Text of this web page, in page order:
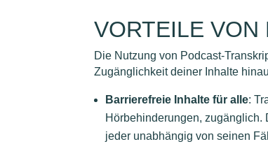
VORTEILE VON
Die Nutzung von Podcast-
Zugänglichkeit deiner Inhalte
Barrierefreie Inhalte für alle:
Hörbehinderungen,
jeder unabhängig von seinen